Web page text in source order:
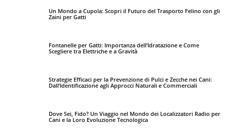
Un Mondo a Cupola: Scopri il Futuro del Trasporto Felino con gli
Zaini per Gatti
Fontanelle per Gatti: Importanza dell’Idratazione e Come
Scegliere tra Elettriche e a Gravità
Strategie Efficaci per la Prevenzione di Pulci e Zecche nei Cani:
Dall’Identificazione agli Approcci Naturali e Commerciali
Dove Sei, Fido? Un Viaggio nel Mondo dei Localizzatori Radio per
Cani e la Loro Evoluzione Tecnologica